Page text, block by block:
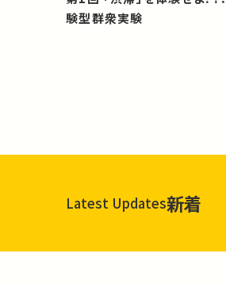
験型群衆実験
Latest Updates新着
一覧を見る